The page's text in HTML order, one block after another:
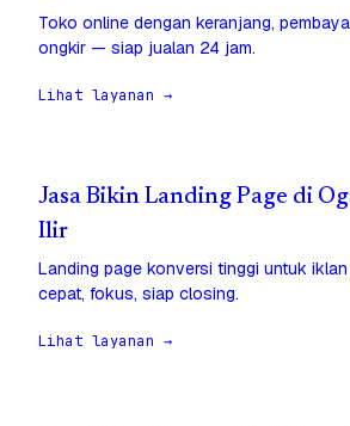
Toko online dengan keranjang,
ongkir — siap jualan 24 jam.
Lihat layanan →
Jasa Bikin Landing Page di
Ilir
Landing page konversi tinggi untuk
cepat, fokus, siap closing.
Lihat layanan →